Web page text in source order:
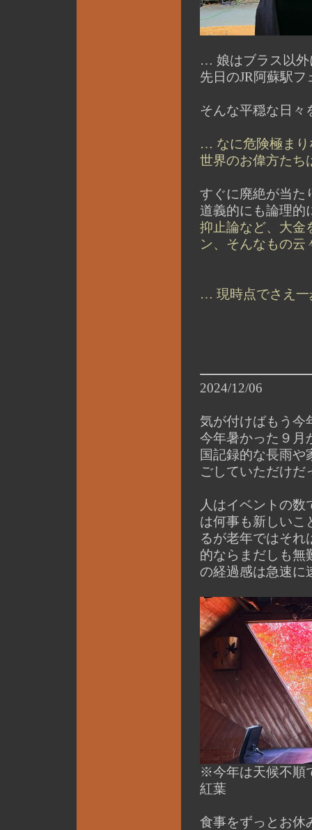
… 娘はブラス以外
先日のJR阿蘇駅
そんな平穏な日々
… なに危険極まり
世界のお偉方たち
すぐに廃絶が当た
道義的にも論理的
抑止論など、大金
ン、そんなもの云
… 現時点でさえ
2024/12/06
気が付けばもう今
今年暑かった９月
国記録的な長雨
ごしていただけ
人はイベントの
は何事も新しいこ
るが老年ではそれ
的ならまだしも無
の経過感は急速に
※今年は天候不順
紅葉
食事をずっとお休